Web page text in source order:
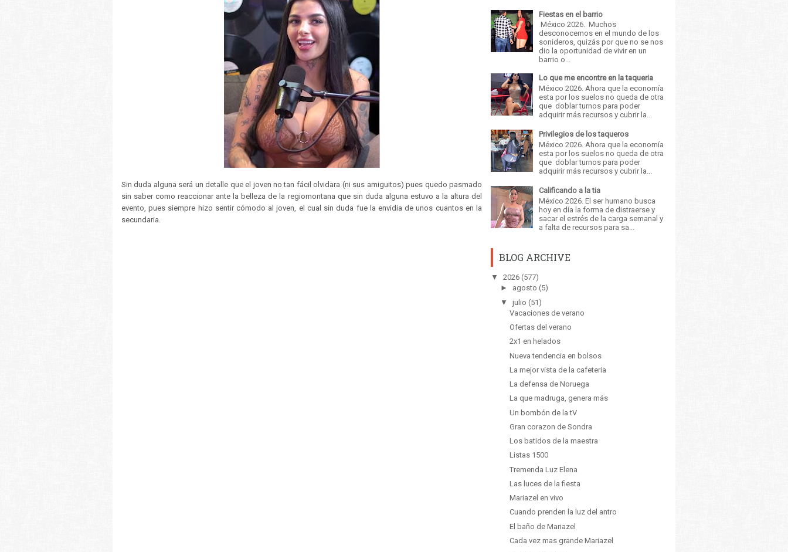
Sin duda alguna será un detalle que el joven no tan fácil olvidara (ni sus amiguitos) pues quedo pasmado
sin saber como reaccionar ante la belleza de la regiomontana que sin duda alguna estuvo a la altura del
evento, pues siempre hizo sentir cómodo al joven, el cual sin duda fue la envidia de unos cuantos en la
secundaria.
Fiestas en el barrio
México 2026. Muchos
desconocemos en el mundo de los
sonideros, quizás por que no se nos
dio la oportunidad de vivir en un
barrio o...
Lo que me encontre en la taqueria
México 2026. Ahora que la economía
esta por los suelos no queda de otra
que doblar turnos para poder
adquirir más recursos y cubrir la...
Privilegios de los taqueros
México 2026. Ahora que la economía
esta por los suelos no queda de otra
que doblar turnos para poder
adquirir más recursos y cubrir la...
Calificando a la tia
México 2026. El ser humano busca
hoy en día la forma de distraerse y
sacar el estrés de la carga semanal y
a falta de recursos para sa...
BLOG ARCHIVE
▼ 2026 (577)
► agosto (5)
▼
julio (51)
Vacaciones de verano
Ofertas del verano
2x1 en helados
Nueva tendencia en bolsos
La mejor vista de la cafeteria
La defensa de Noruega
La que madruga, genera más
Un bombón de la tV
Gran corazon de Sondra
Los batidos de la maestra
Listas 1500
Tremenda Luz Elena
Las luces de la fiesta
Mariazel en vivo
Cuando prenden la luz del antro
El baño de Mariazel
Cada vez mas grande Mariazel